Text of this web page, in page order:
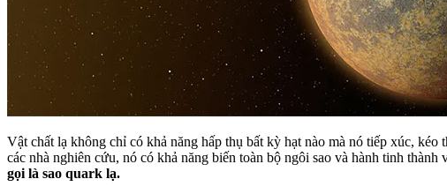
Vật chất lạ không chỉ có khả năng hấp thụ bất kỳ hạt nào mà nó tiếp xúc, kéo
các nhà nghiên cứu, nó có khả năng biến toàn bộ ngôi sao và hành tinh thành
gọi là sao quark lạ.